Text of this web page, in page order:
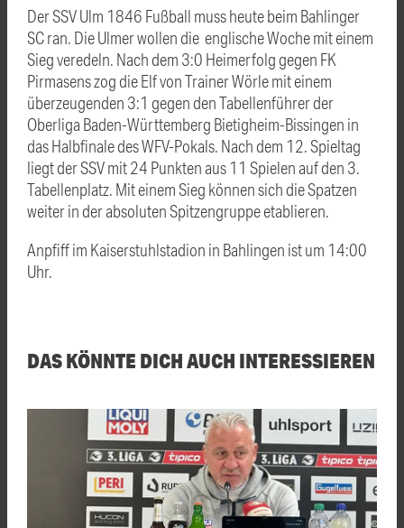
Der SSV Ulm 1846 Fußball muss heute beim Bahlinger
SC ran. Die Ulmer wollen die englische Woche mit einem
Sieg veredeln. Nach dem 3:0 Heimerfolg gegen FK
Pirmasens zog die Elf von Trainer Wörle mit einem
überzeugenden 3:1 gegen den Tabellenführer der
Oberliga Baden-Württemberg Bietigheim-Bissingen in
das Halbfinale des WFV-Pokals. Nach dem 12. Spieltag
liegt der SSV mit 24 Punkten aus 11 Spielen auf den 3.
Tabellenplatz. Mit einem Sieg können sich die Spatzen
weiter in der absoluten Spitzengruppe etablieren.
Anpfiff im Kaiserstuhlstadion in Bahlingen ist um 14:00
Uhr.
DAS KÖNNTE DICH AUCH INTERESSIEREN